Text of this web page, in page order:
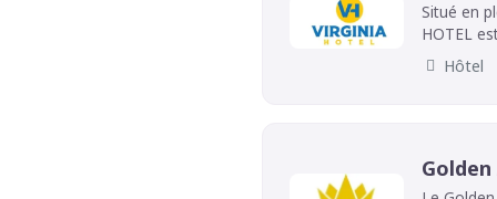
Situé en
HOTEL
sesHôtel